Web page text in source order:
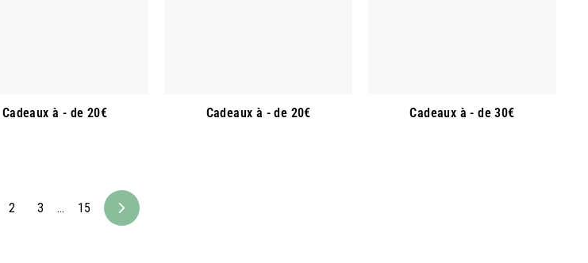
Cadeaux à - de 20€ Cadeaux à - de 20€ Cadeaux à - de 30€
2 3 … 15
Suivant